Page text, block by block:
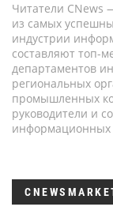
Читатели CNews
из самых
индустрии
составляют топ-
департаментов
региональных
промышленных
руководители и
информационных